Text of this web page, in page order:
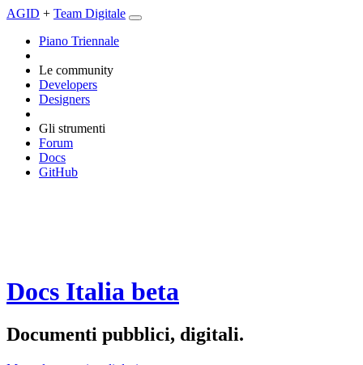
AGID + Team Digitale
Piano Triennale
Le community
Developers
Designers
Gli strumenti
Forum
Docs
GitHub
Docs Italia beta
Documenti pubblici, digitali.